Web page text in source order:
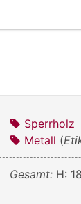
Sperrholz
Metall (
Gesamt: H: